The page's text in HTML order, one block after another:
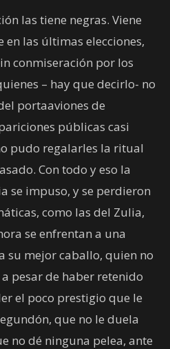
las tiene negras. Viene
en las últimas elecciones,
conmiseración por los
– hay que decirlo- no
portaaviones de
públicas casi
pudo regalarles la ritual
Con todo y eso la
se impuso, y se perdieron
como las del Zulia,
se enfrentan a una
su mejor caballo, quien no
pesar de haber retenido
el poco prestigio que le
que no le duela
no dé ninguna pelea, ante